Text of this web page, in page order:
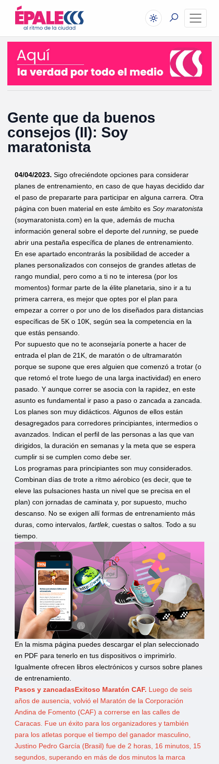
Gente que da buenos
consejos (II): Soy
maratonista
04/04/2023. Sigo ofreciéndote opciones para considerar
planes de entrenamiento, en caso de que hayas decidido dar
el paso de prepararte para participar en alguna carrera. Otra
página con buen material en este ámbito es Soy maratonista
(soymaratonista.com) en la que, además de mucha
información general sobre el deporte del running , se puede
abrir una pestaña específica de planes de entrenamiento.
En ese apartado encontrarás la posibilidad de acceder a
planes personalizados con consejos de grandes atletas de
rango mundial, pero como a ti no te interesa (por los
momentos) formar parte de la élite planetaria, sino ir a tu
primera carrera, es mejor que optes por el plan para
empezar a correr o por uno de los diseñados para distancias
específicas de 5K o 10K, según sea la competencia en la
que estás pensando.
Por supuesto que no te aconsejaría ponerte a hacer de
entrada el plan de 21K, de maratón o de ultramaratón
porque se supone que eres alguien que comenzó a trotar (o
que retomó el trote luego de una larga inactividad) en enero
pasado. Y aunque correr se asocia con la rapidez, en este
asunto es fundamental ir paso a paso o zancada a zancada.
Los planes son muy didácticos. Algunos de ellos están
desagregados para corredores principiantes, intermedios o
avanzados. Indican el perfil de las personas a las que van
dirigidos, la duración en semanas y la meta que se espera
cumplir si se cumplen como debe ser.
Los programas para principiantes son muy considerados.
Combinan días de trote a ritmo aérobico (es decir, que te
eleve las pulsaciones hasta un nivel que se precisa en el
plan) con jornadas de caminata y, por supuesto, mucho
descanso. No se exigen allí formas de entrenamiento más
duras, como intervalos, fartlek, cuestas o saltos. Todo a su
tiempo.
En la misma página puedes descargar el plan seleccionado
en PDF para tenerlo en tus dispositivos o imprimirlo.
Igualmente ofrecen libros electrónicos y cursos sobre planes
de entrenamiento.
Pasos y zancadasExitoso Maratón CAF. Luego de seis
años de ausencia, volvió el Maratón de la Corporación
Andina de Fomento (CAF) a correrse en las calles de
Caracas. Fue un éxito para los organizadores y también
para los atletas porque el tiempo del ganador masculino,
Justino Pedro García (Brasil) fue de 2 horas, 16 minutos, 15
segundos, superando en más de dos minutos la marca